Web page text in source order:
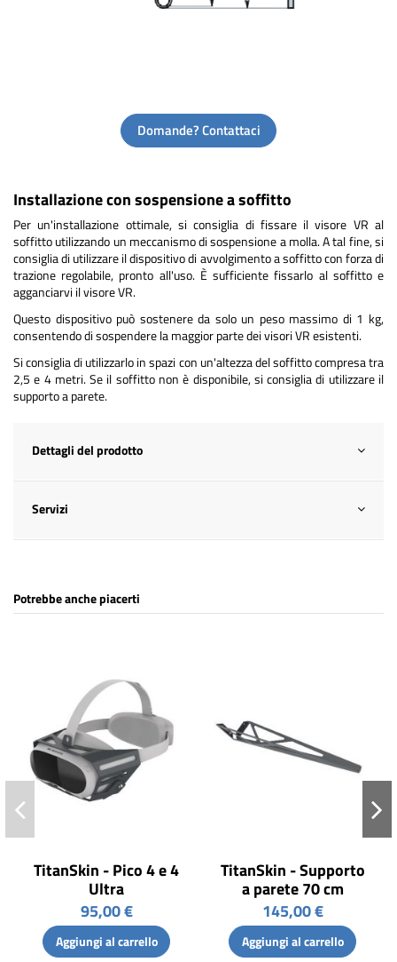
Domande? Contattaci
Installazione con sospensione a soffitto
Per un'installazione ottimale, si consiglia di fissare il visore VR al
soffitto utilizzando un meccanismo di sospensione a molla. A tal fine, si
consiglia di utilizzare il dispositivo di avvolgimento a soffitto con forza di
trazione regolabile, pronto all'uso. È sufficiente fissarlo al soffitto e
agganciarvi il visore VR.
Questo dispositivo può sostenere da solo un peso massimo di 1 kg,
consentendo di sospendere la maggior parte dei visori VR esistenti.
Si consiglia di utilizzarlo in spazi con un'altezza del soffitto compresa tra
2,5 e 4 metri. Se il soffitto non è disponibile, si consiglia di utilizzare il
supporto a parete.
Dettagli del prodotto
Servizi
Potrebbe anche piacerti
TitanSkin - Pico 4 e 4
Ultra
95,00 €
Aggiungi al carrello
TitanSkin - Supporto
a parete 70 cm
145,00 €
Aggiungi al carrello